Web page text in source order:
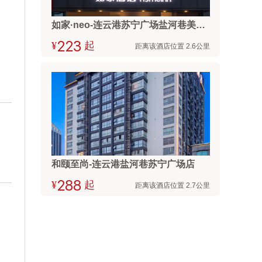
如家·neo-连云港苏宁广场盐河巷美食街店
¥ 起 距离该酒店位置 2.6公里
和颐至尚-连云港盐河巷苏宁广场店
¥ 起 距离该酒店位置 2.7公里